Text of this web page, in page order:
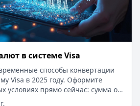
в системе Visa
способы конвертации
Visa в 2025 году. Оформите
условиях прямо сейчас: сумма от
срок до 365 дней, одобрение